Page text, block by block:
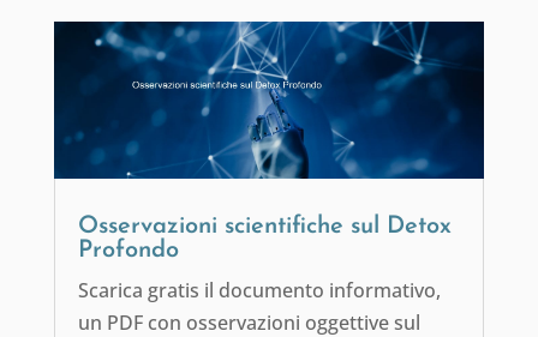
Osservazioni scientifiche sul Detox
Profondo
Scarica gratis il documento informativo,
un PDF con osservazioni oggettive sul